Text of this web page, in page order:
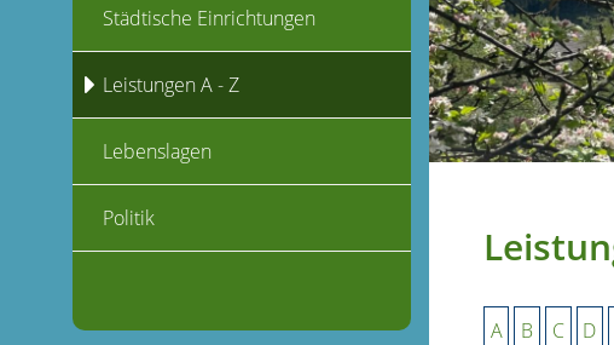
A B C D
Städtische Einrichtungen
Leistungen A - Z
Lebenslagen
Politik